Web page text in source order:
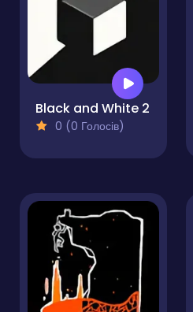
Black and White 2
0 (0 Голосів)